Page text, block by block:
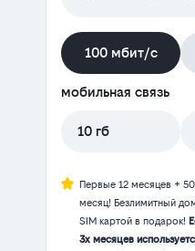
100 мбит/с
мобильная связь
10 гб
Первые 12 месяцев +
месяц! Безлимитный
SIM картой в подарок!
3х месяцев